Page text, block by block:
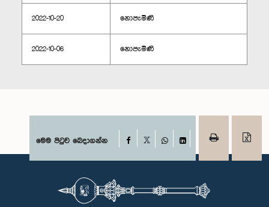
2022-10-20 නොපැමිණි
2022-10-06 නොපැමිණි
මෙම පිටුව බෙදාගන්න Facebook
WhatsAppLinkedIn